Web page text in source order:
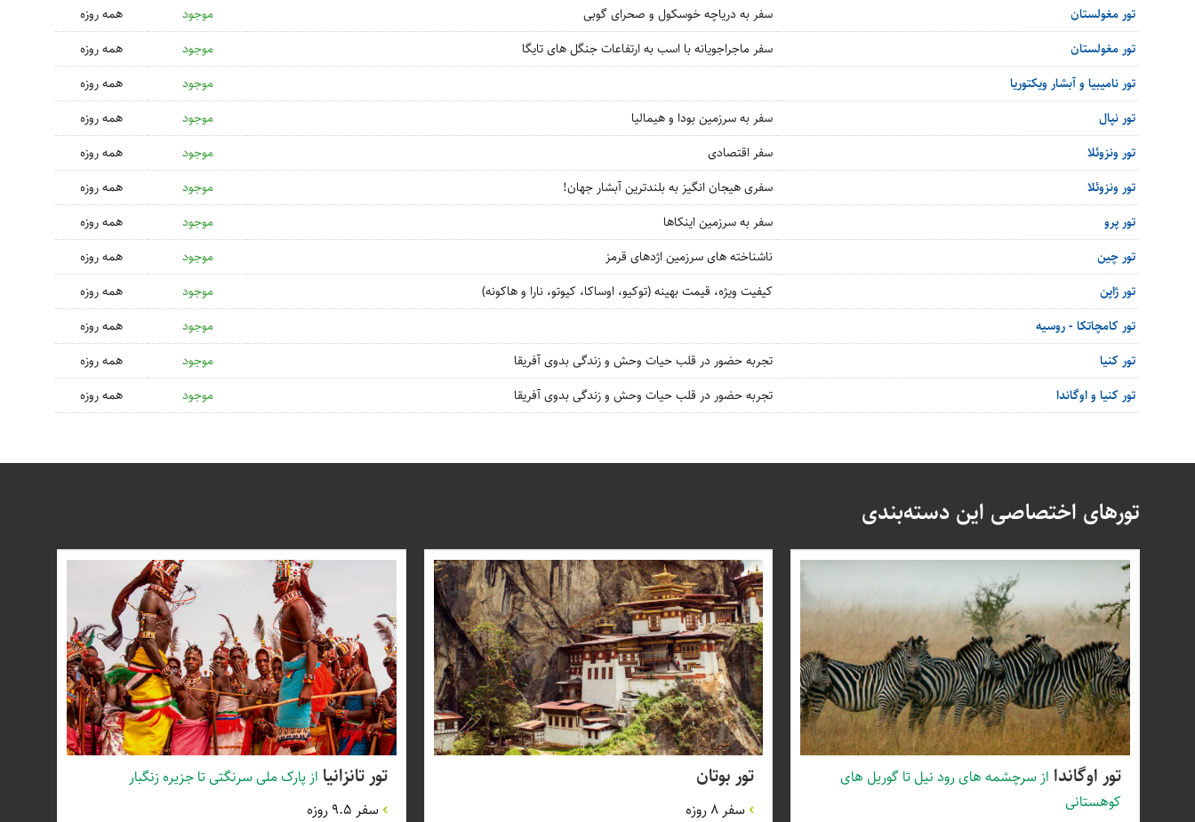
تور مغولستان
سفر به دریاچه خوسکول و صحرای گوبی موجود
همه روزه
تور مغولستان
سفر ماجراجویانه با اسب به ارتفاعات جنگل های تایگا موجود
همه روزه
تور نامیبیا و آبشار ویکتوریا
موجود
همه روزه
تور نپال
سفر به سرزمین بودا و هیمالیا موجود
همه روزه
تور ونزوئلا
سفر اقتصادی موجود
همه روزه
تور ونزوئلا
سفری هیجان انگیز به بلندترین آبشار جهان! موجود
همه روزه
تور پرو
سفر به سرزمین اینکاها موجود
همه روزه
تور چین
ناشناخته های سرزمین اژدهای قرمز موجود
همه روزه
تور ژاپن
کیفیت ویژه، قیمت بهینه (توکیو، اوساکا، کیوتو، نارا و هاکونه) موجود
همه روزه
تور کامچاتکا - روسیه
موجود
همه روزه
تور کنیا
تجربه حضور در قلب حیات وحش و زندگی بدوی آفریقا موجود
همه روزه
تور کنیا و اوگاندا
تجربه حضور در قلب حیات وحش و زندگی بدوی آفریقا موجود همه روزه
تورهای اختصاصی این دسته‌بندی
تور اوگاندا از سرچشمه های رود نیل تا گوریل های
کوهستانی
تور بوتان
سفر 8 روزه
تور تانزانیا از پارک ملی سرنگتی تا جزیره زنگبار
سفر 9.5 روزه